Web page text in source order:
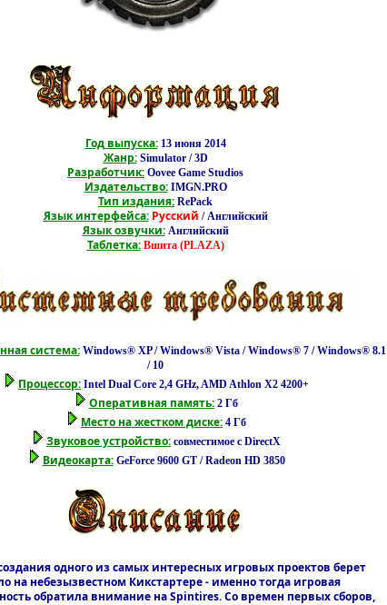
Год выпуска: 13 июня 2014
Жанр: Simulator / 3D
Разработчик: Oovee Game Studios
Издательство: IMGN.PRO
Тип издания: RePack
Язык интерфейса: Русский / Английский
Язык озвучки: Английский
Таблетка: Вшита (PLAZA)
система: Windows® XP / Windows® Vista / Windows® 7 / Windows® 8.1
/ 10
Процессор: Intel Dual Core 2,4 GHz, AMD Athlon X2 4200+
Оперативная память: 2 Гб
Место на жестком диске: 4 Гб
Звуковое устройство: совместимое с DirectX
Видеокарта: GeForce 9600 GT / Radeon HD 3850
одного из самых интересных игровых проектов берет
на небезызвестном Кикстартере - именно тогда игровая
обратила внимание на Spintires. Со времен первых сборов,